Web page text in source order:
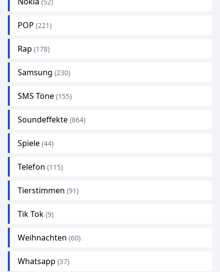
POP (221)
Rap (178)
Samsung (230)
SMS Töne (155)
Soundeffekte (864)
Spiele (44)
Telefon (115)
Tierstimmen (91)
Tik Tok (9)
Weihnachten (60)
Whatsapp (37)